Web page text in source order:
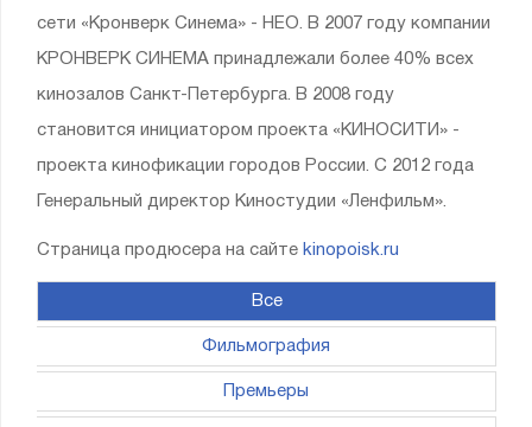
сети «Кронверк Синема» - НЕО. В 2007 году компании
КРОНВЕРК СИНЕМА принадлежали более 40% всех
кинозалов Санкт-Петербурга. В 2008 году
становится инициатором проекта «КИНОСИТИ» -
проекта кинофикации городов России. С 2012 года
Генеральный директор Киностудии «Ленфильм».
Страница продюсера на сайте kinopoisk.ru
Все
Фильмография
Премьеры